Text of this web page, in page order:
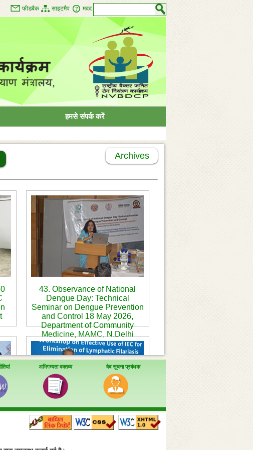
फीडबैक साइटमैप मदद
हमसे संपर्क करें
Archives
43. Observance of National
Dengue Day: Technical
Seminar on Dengue Prevention
and Control 18 May 2026,
Department of Community
Medicine, MAMC, N.Delhi
अभिगम्यता वक्तव्य वेब सूचना प्रबंधक